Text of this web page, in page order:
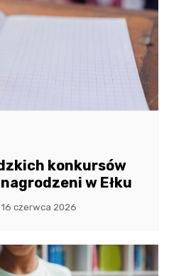
konkursów
w Ełku
16 czerwca 2026